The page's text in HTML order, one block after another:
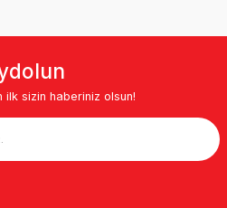
ilk sizin haberiniz olsun!